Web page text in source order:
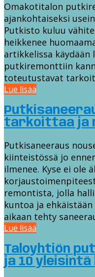
Omakotitalon
ajankohtaiseksi
Putkisto kuluu
heikkenee
artikkelissa
putkiremonttiin
toteutustavat
Lue lisää
tarkoittaa ja
Putkisaneeraus
kiinteistössä jo
ilmenee. Kyse ei ole
remontista, jolla
kuntoa ja
aikaan tehty
Lue lisää
Taloyhtiön
ja 10